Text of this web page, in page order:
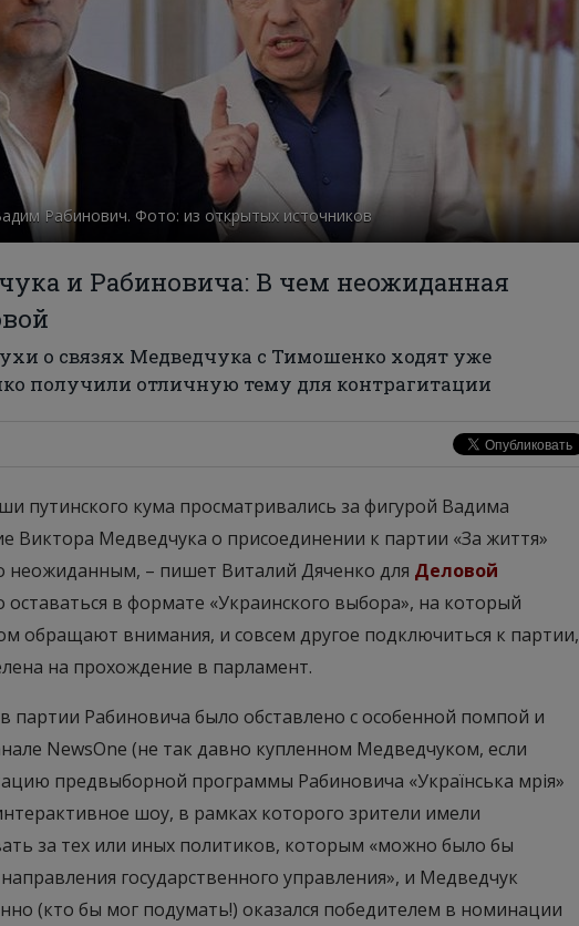
Рабинович. Фото: из открытых источников
и Рабиновича: В чем неожиданная
о связях Медведчука с Тимошенко ходят уже
получили отличную тему для контрагитации
путинского кума просматривались за фигурой Вадима
Виктора Медведчука о присоединении к партии «За життя»
неожиданным, – пишет Виталий Дяченко для Деловой
оставаться в формате «Украинского выбора», на который
обращают внимания, и совсем другое подключиться к партии,
на прохождение в парламент.
партии Рабиновича было обставлено с особенной помпой и
NewsOne (не так давно купленном Медведчуком, если
предвыборной программы Рабиновича «Українська мрія»
шоу, в рамках которого зрители имели
за тех или иных политиков, которым «можно было бы
государственного управления», и Медведчук
(кто бы мог подумать!) оказался победителем в номинации